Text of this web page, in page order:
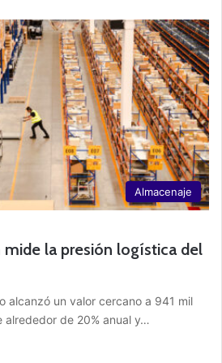
Almacenaje
mide la presión logística del
alcanzó un valor cercano a 941 mil
alrededor de 20% anual y…